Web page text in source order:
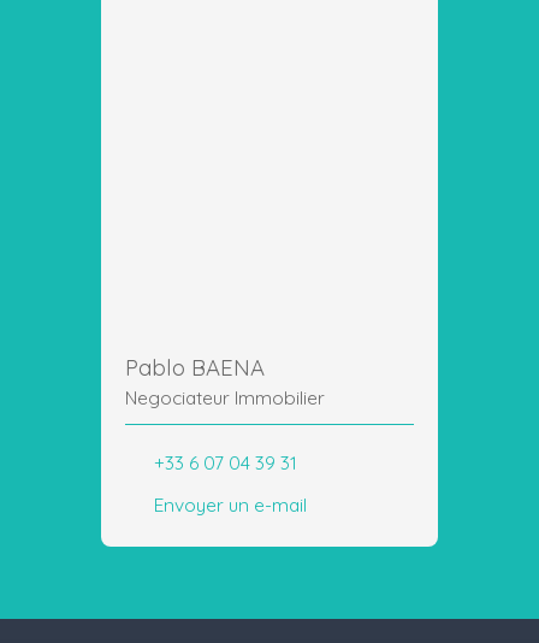
Pablo BAENA
Negociateur Immobilier
+33 6 07 04 39 31
Envoyer un e-mail